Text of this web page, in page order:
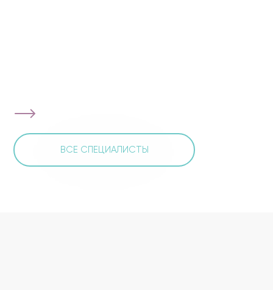
ВСЕ СПЕЦИАЛИСТЫ